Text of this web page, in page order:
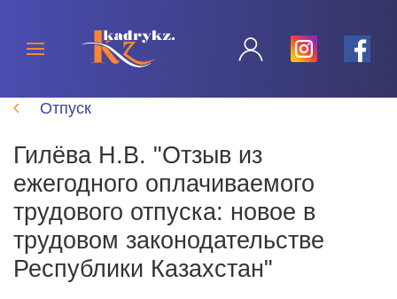
Отпуск
Гилёва Н.В. "Отзыв из
ежегодного оплачиваемого
трудового отпуска: новое в
трудовом законодательстве
Республики Казахстан"